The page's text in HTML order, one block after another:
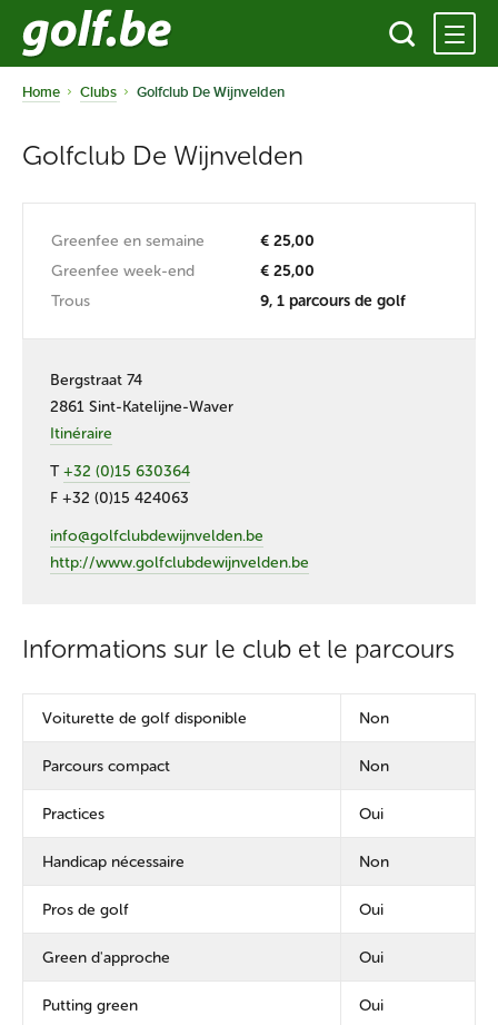
Home Clubs Golfclub De Wijnvelden
Golfclub De Wijnvelden
Greenfee en semaine
€ 25,00
Greenfee week-end
€ 25,00
Trous
9, 1 parcours de golf
Bergstraat 74
2861 Sint-Katelijne-Waver
Itinéraire
T+32 (0)15 630364
F +32 (0)15 424063
info@golfclubdewijnvelden.be
http://www.golfclubdewijnvelden.be
Informations sur le club et le parcours
Voiturette de golf disponible Non
Parcours compact Non
Practices Oui
Handicap nécessaire Non
Pros de golf Oui
Green d'approche Oui
Putting green Oui